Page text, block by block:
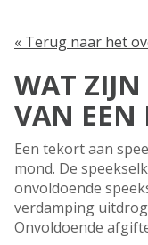
« Terug naar het
WAT
VAN EEN
Een tekort aan
mond. De
onvoldoende
verdamping
Onvoldoende